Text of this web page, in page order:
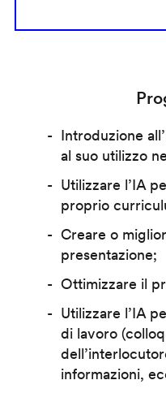
Introduzione
al suo utilizzo
Utilizzare l’IA
proprio
Creare o
presentazione;
Ottimizzare il
Utilizzare l’IA
di lavoro
informazioni,